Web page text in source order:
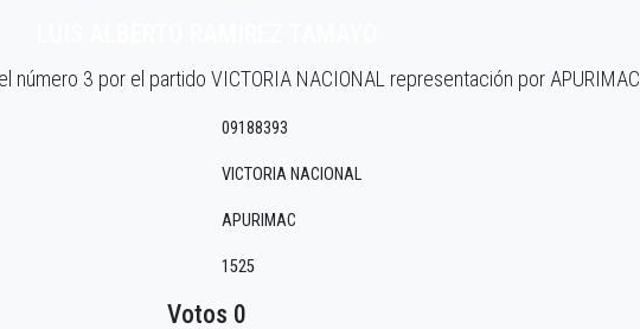
número 3 por el partido VICTORIA NACIONAL representación por APURIMAC
09188393
VICTORIA NACIONAL
APURIMAC
1525
Votos 0